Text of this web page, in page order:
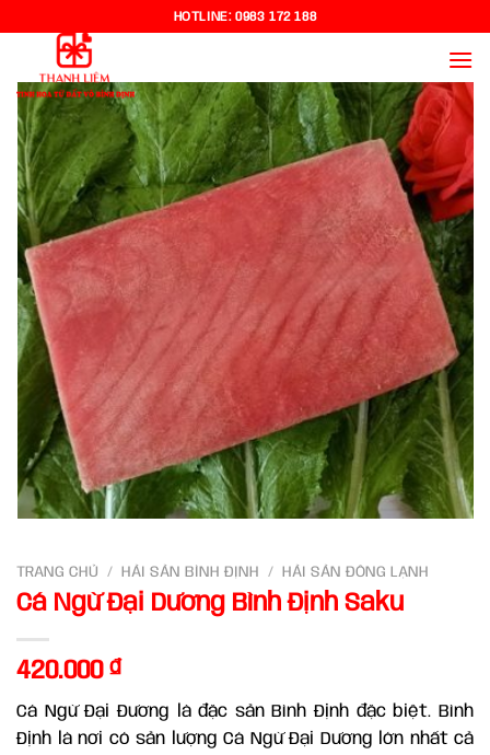
dung
HOTLINE:0983 172 188
TRANG CHỦ / HẢI SẢN BÌNH ĐỊNH / HẢI SẢN ĐÔNG LẠNH
Cá Ngừ Đại Dương Bình Định Saku
420.000 ₫
Cá Ngừ Đại Đương là đặc sản Bình Định đặc biệt. Bình
Định là nơi có sản lượng Cá Ngừ Đại Dương lớn nhất cả